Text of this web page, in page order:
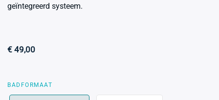
geïntegreerd systeem.
€ 49,00
BADFORMAAT